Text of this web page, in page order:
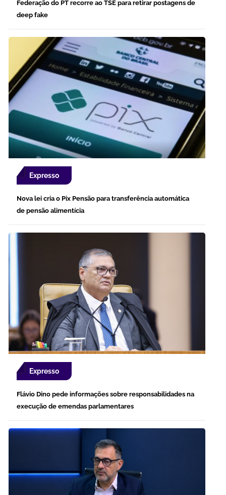
Federação do PT recorre ao TSE para retirar postagens de
deep fake
Expresso
Nova lei cria o Pix Pensão para transferência automática
de pensão alimentícia
Expresso
Flávio Dino pede informações sobre responsabilidades na
execução de emendas parlamentares